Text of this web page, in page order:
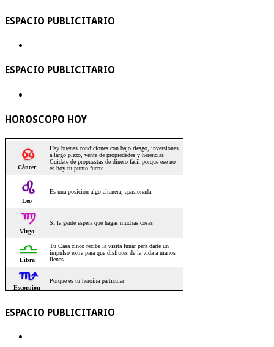
ESPACIO PUBLICITARIO
ESPACIO PUBLICITARIO
HOROSCOPO HOY
ESPACIO PUBLICITARIO